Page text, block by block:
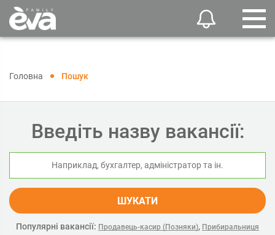
Головна Пошук
Введіть назву вакансії:
ШУКАТИ
Популярні вакансії: Продавець-касир (Позняки), Прибиральниця